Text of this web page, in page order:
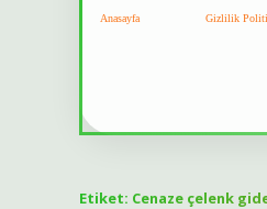
Anasayfa Gizlilik
Etiket: Cenaze çelenk